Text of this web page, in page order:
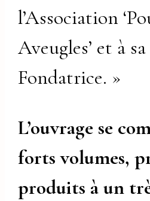
l’Association
Aveugles’ et à
Fondatrice. »
L’ouvrage se
forts volumes,
produits à un